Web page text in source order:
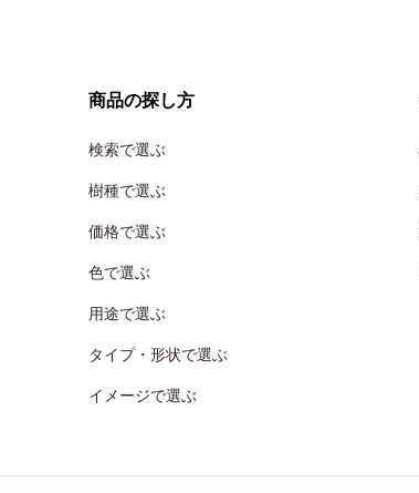
商品の探し方
検索で選ぶ
樹種で選ぶ
価格で選ぶ
色で選ぶ
用途で選ぶ
タイプ・形状で選ぶ
イメージで選ぶ